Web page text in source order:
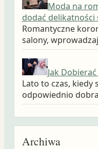
Moda na
dodać
Romantyczne
salony,
Jak
Lato to czas, kiedy
odpowiednio
Archiwa